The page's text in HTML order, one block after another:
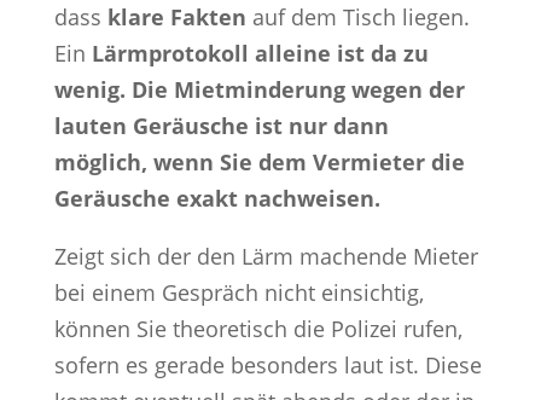
dass klare Fakten auf dem Tisch liegen.
Ein Lärmprotokoll alleine ist da zu
wenig. Die Mietminderung wegen der
lauten Geräusche ist nur dann
möglich, wenn Sie dem Vermieter die
Geräusche exakt nachweisen.
Zeigt sich der den Lärm machende Mieter
bei einem Gespräch nicht einsichtig,
können Sie theoretisch die Polizei rufen,
sofern es gerade besonders laut ist. Diese